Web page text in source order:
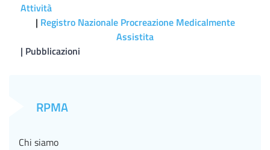
Attività
Registro Nazionale Procreazione Medicalmente
Assistita
Pubblicazioni
RPMA
Chi siamo